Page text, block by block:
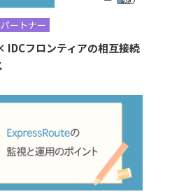
ートナー
IDCフロンティアの相互接続